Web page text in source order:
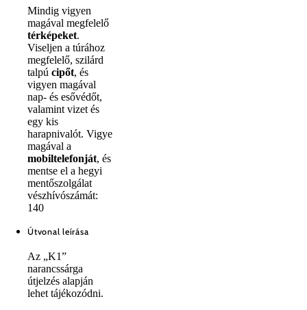
Mindig vigyen
magával megfelelő
térképeket.
Viseljen a túrához
megfelelő, szilárd
talpú cipőt, és
vigyen magával
nap- és esővédőt,
valamint vizet és
egy kis
harapnivalót. Vigye
magával a
mobiltelefonját, és
mentse el a hegyi
mentőszolgálat
vészhívószámát:
140
Útvonal leírása
Az „K1”
narancssárga
útjelzés alapján
lehet tájékozódni.